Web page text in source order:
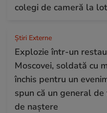
colegi de cameră la
Știri Externe
Explozie într-un
Moscovei, soldată cu
închis pentru un
spun că un general
de naștere